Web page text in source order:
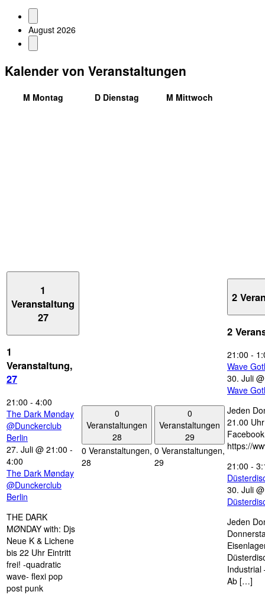
August 2026
Kalender von Veranstaltungen
M Montag D Dienstag M Mittwoch
1
Veranstaltung
27
1
Veranstaltung,
27
21:00 - 4:00
The Dark Mønday
@Dunckerclub
Berlin
27. Juli @ 21:00 -
4:00
The Dark Mønday
@Dunckerclub
Berlin
THE DARK
MØNDAY with: Djs
Neue K & Lichene
bis 22 Uhr Eintritt
frei! -quadratic
wave- flexi pop
post punk
0
Veranstaltungen
28
0 Veranstaltungen,
28
0
Veranstaltungen
29
0 Veranstaltungen,
29
2
2
21:00 -
Wave
30. Juli
Wave
Jeden
21.00
https://
21:00 -
30. Juli
Jeden
Industrial
Ab […]